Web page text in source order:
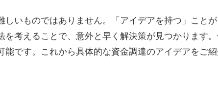
いものではありません。「アイデアを持つ」こと
を考えることで、意外と早く解決策が見つかります
能です。これから具体的な資金調達のアイデアをご